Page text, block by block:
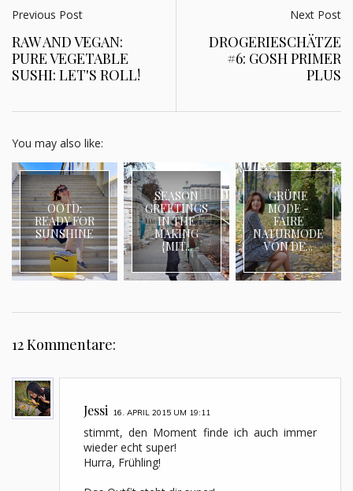
Previous Post
RAW AND VEGAN:
PURE VEGETABLE
SUSHI: LET'S ROLL!
Next Post
DROGERIESCHÄTZE
#6: GOSH PRIMER
PLUS
You may also like:
OOTD:
READY FOR
SUNSHINE
SEASON
GREETINGS
IN THE
MAKING
{MIT...
GRÜNE
MODE -
FAIRE
NATURMODE
VON DE...
12 Kommentare:
Jessi 16. APRIL 2015 UM 19:11
stimmt, den Moment finde ich auch immer
wieder echt super!
Hurra, Frühling!